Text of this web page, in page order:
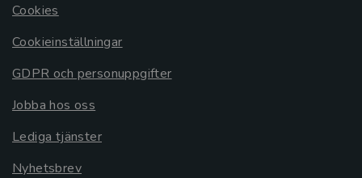
Cookies
Cookieinställningar
GDPR och personuppgifter
Jobba hos oss
Lediga tjänster
Nyhetsbrev